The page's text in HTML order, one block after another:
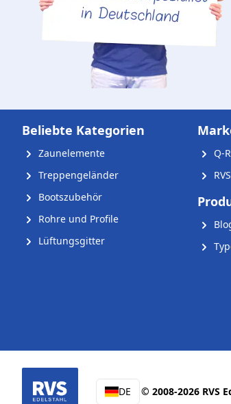
Beliebte Kategorien
Zaunelemente
Treppengeländer
Bootszubehör
Rohre und Profile
Lüftungsgitter
Q-
DE © 2008-2026 RVS